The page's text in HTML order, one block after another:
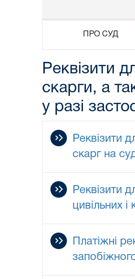
ПРО СУД
Реквізити
скарги, а
у разі
Реквізити
скарг на
Реквізити
цивільних
Платіжні